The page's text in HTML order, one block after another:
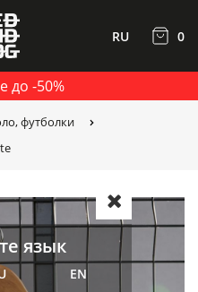
до -50%
RU 0
футболки
язык
EN